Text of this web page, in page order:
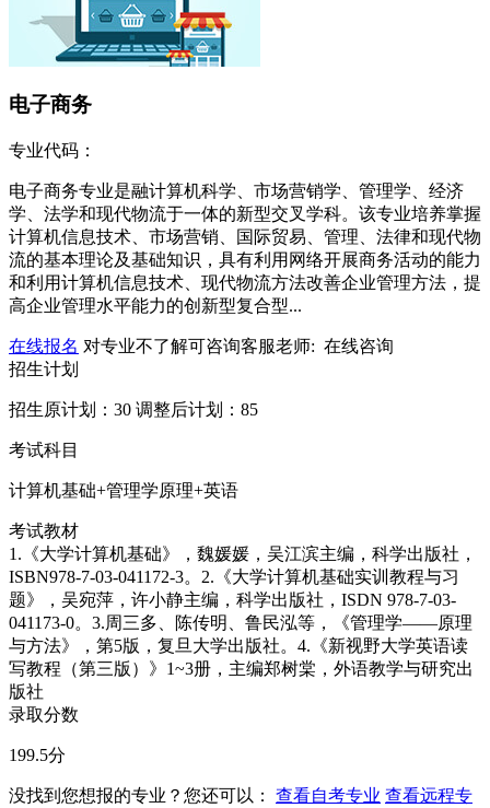
电子商务
专业代码：
电子商务专业是融计算机科学、市场营销学、管理学、经济
学、法学和现代物流于一体的新型交叉学科。该专业培养掌握
计算机信息技术、市场营销、国际贸易、管理、法律和现代物
流的基本理论及基础知识，具有利用网络开展商务活动的能力
和利用计算机信息技术、现代物流方法改善企业管理方法，提
高企业管理水平能力的创新型复合型...
在线报名 对专业不了解可咨询客服老师: 在线咨询
招生计划
招生原计划：30 调整后计划：85
考试科目
计算机基础+管理学原理+英语
考试教材
1.《大学计算机基础》，魏媛媛，吴江滨主编，科学出版社，
ISBN978-7-03-041172-3。2.《大学计算机基础实训教程与习
题》，吴宛萍，许小静主编，科学出版社，ISDN 978-7-03-
041173-0。3.周三多、陈传明、鲁民泓等，《管理学――原理
与方法》，第5版，复旦大学出版社。4.《新视野大学英语读
写教程（第三版）》1~3册，主编郑树棠，外语教学与研究出
版社
录取分数
199.5分
没找到您想报的专业？您还可以： 查看自考专业 查看远程专